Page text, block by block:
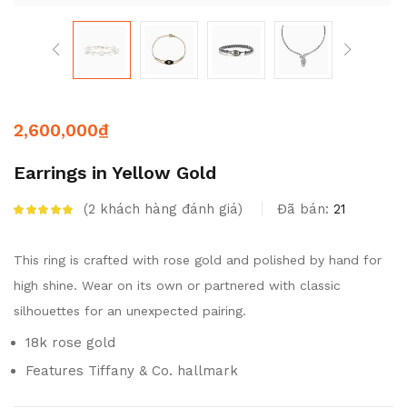
2,600,000₫
Earrings in Yellow Gold
2 khách hàng đánh giá Đã bán: 21
This ring is crafted with rose gold and polished by hand for
high shine. Wear on its own or partnered with classic
silhouettes for an unexpected pairing.
18k rose gold
Features Tiffany & Co. hallmark